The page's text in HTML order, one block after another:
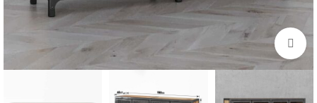
بزرگنمایی تصویر